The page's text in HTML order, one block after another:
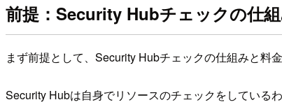
前提：Security Hubチェックの仕
まず前提として、Security Hubチェックの仕組みと料
Security Hubは自身でリソースのチェックをしている